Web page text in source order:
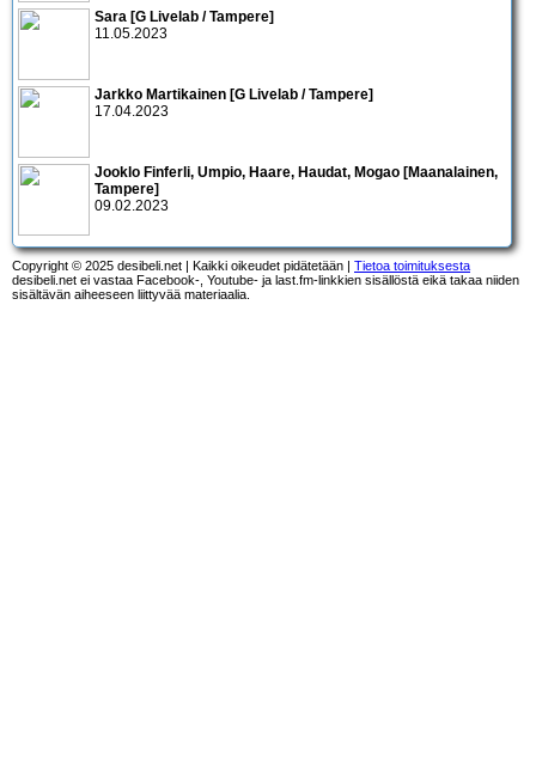
Sara [G Livelab / Tampere]
11.05.2023
Jarkko Martikainen [G Livelab / Tampere]
17.04.2023
Jooklo Finferli, Umpio, Haare, Haudat, Mogao [Maanalainen,
Tampere]
09.02.2023
Copyright © 2025 desibeli.net | Kaikki oikeudet pidätetään | Tietoa toimituksesta
desibeli.net ei vastaa Facebook-, Youtube- ja last.fm-linkkien sisällöstä eikä takaa niiden
sisältävän aiheeseen liittyvää materiaalia.